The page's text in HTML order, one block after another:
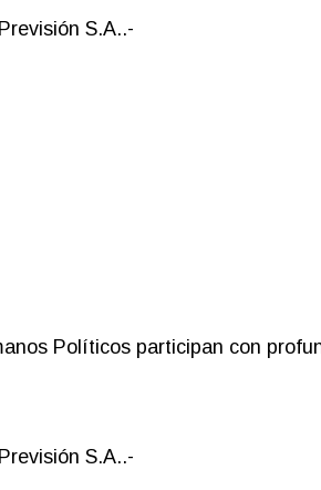
S.A..-
Políticos participan con
S.A..-